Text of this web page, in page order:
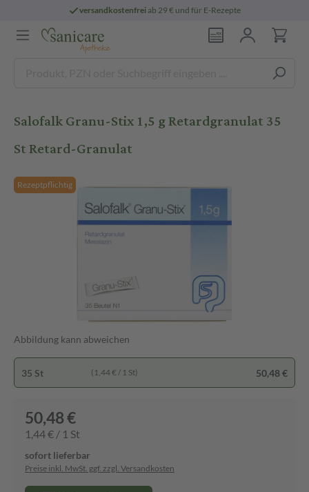
versandkostenfreiab 29 € und für E-Rezepte
Salofalk Granu-Stix 1,5 g Retardgranulat 35
St Retard-Granulat
Rezeptpflichtig
Abbildung kann abweichen
35 St (1,44 € / 1 St) 50,48 €
50,48 €
1,44 € / 1 St
sofort lieferbar
Preise inkl. MwSt. ggf. zzgl. Versandkosten